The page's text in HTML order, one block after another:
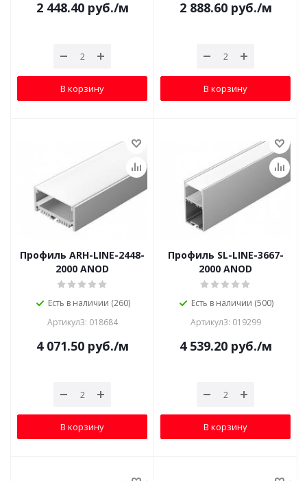
2 448.40руб./м
В корзину
2 888.60руб./м
В корзину
Профиль ARH-LINE-2448-
2000 ANOD
Есть в наличии (260)
Артикул3: 018684
4 071.50руб./м
В корзину
Профиль SL-LINE-3667-
2000 ANOD
Есть в наличии (500)
Артикул3: 019299
4 539.20руб./м
В корзину